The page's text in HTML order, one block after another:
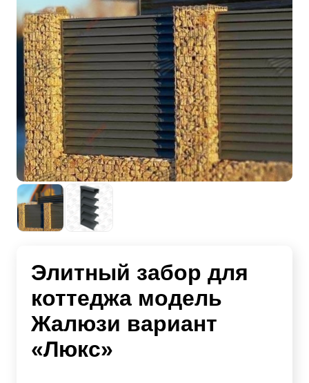
Элитный забор для
коттеджа модель
Жалюзи вариант
«Люкс»